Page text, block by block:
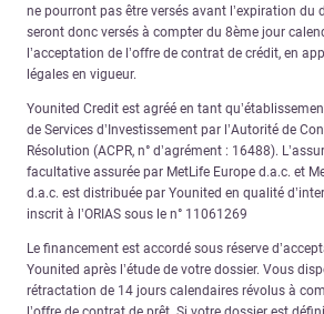
ne pourront pas être versés avant l’expiration du
seront donc versés à compter du 8ème jour
l’acceptation de l’offre de contrat de crédit, en
légales en vigueur.
Younited Credit est agréé en tant
de Services d’Investissement par l’Autorité de
Résolution (ACPR, n° d’agrément : 16488).
facultative assurée par MetLife Europe d.a.c. et
d.a.c. est distribuée par Younited en qualité
inscrit à l’ORIAS sous le n° 11061269
Le financement est accordé sous réserve
Younited après l’étude de votre dossier. Vous
rétractation de 14 jours calendaires révolus à